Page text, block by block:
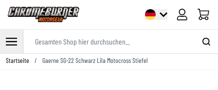
Zum Inhalt springen
Startseite / Gaerne SG-22 Schwarz Lila Motocross Stiefel